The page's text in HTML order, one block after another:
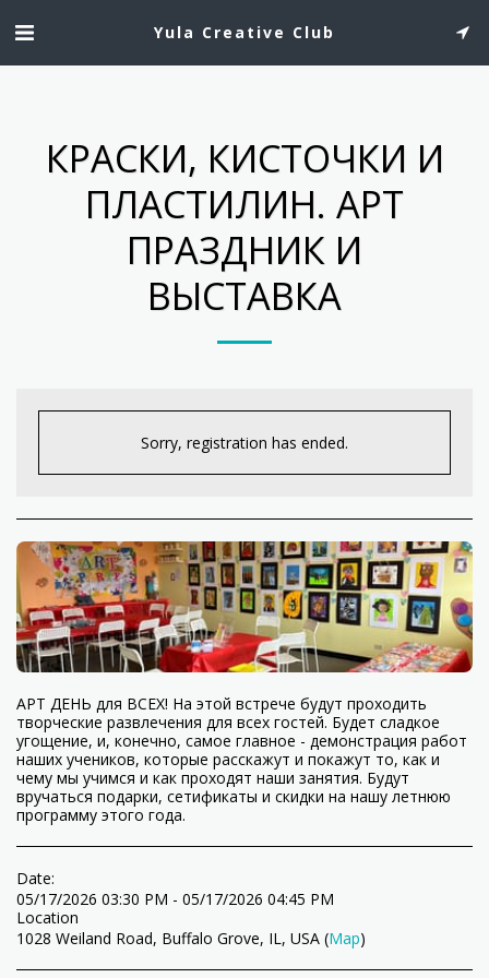
Yula Creative Club
КРАСКИ, КИСТОЧКИ И
ПЛАСТИЛИН. AРТ
ПРАЗДНИК И
ВЫСТАВКА
Sorry, registration has ended.
АРТ ДЕНЬ для ВСЕХ! На этой встрече будут проходить
творческие развлечения для всех гостей. Будет сладкое
угощение, и, конечно, самое главное - демонстрация работ
наших учеников, которые расскажут и покажут то, как и
чему мы учимся и как проходят наши занятия. Будут
вручаться подарки, сетификаты и скидки на нашу летнюю
программу этого года.
Date:
05/17/2026 03:30 PM - 05/17/2026 04:45 PM
Location
1028 Weiland Road, Buffalo Grove, IL, USA (Map)